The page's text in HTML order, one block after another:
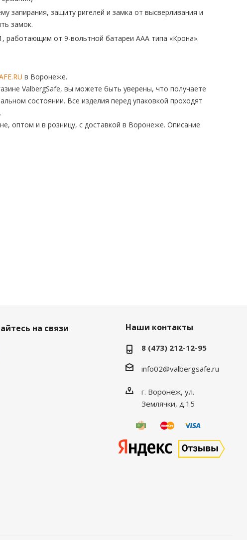
запирания, защиту ригелей и замка от высверливания и
замок.
работающим от 9-вольтной батареи ААА типа «Крона».
в Воронеже.
ValbergSafe, вы можете быть уверены, что получаете
состоянии. Все изделия перед упаковкой проходят
оптом и в розницу, с доставкой в Воронеже. Описание
на связи Наши контакты
8 (473) 212-12-95
info02@valbergsafe.ru
г. Воронеж, ул.
Землячки, д.15